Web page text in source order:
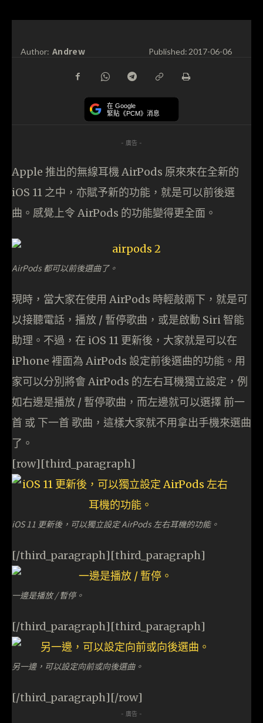
Author: Andrew Published:2017-06-06
在 Google
緊貼《PCM》消息
- 廣告 -
Apple 推出的無線耳機 AirPods 原來來在全新的
iOS 11 之中，亦賦予新的功能，就是可以前後選
曲。感覺上令 AirPods 的功能變得更全面。
AirPods 都可以前後選曲了。
現時，當大家在使用 AirPods 時輕敲兩下，就是可
以接聽電話，播放 / 暫停歌曲，或是啟動 Siri 智能
助理。不過，在 iOS 11 更新後，大家就是可以在
iPhone 裡面為 AirPods 設定前後選曲的功能。用
家可以分別將會 AirPods 的左右耳機獨立設定，例
如右邊是播放 / 暫停歌曲，而左邊就可以選擇 前一
首 或 下一首 歌曲，這樣大家就不用拿出手機來選曲
了。
[row][third_paragraph]
iOS 11 更新後，可以獨立設定 AirPods 左右耳機的功能。
[/third_paragraph][third_paragraph]
一邊是播放 / 暫停。
[/third_paragraph][third_paragraph]
另一邊，可以設定向前或向後選曲。
[/third_paragraph][/row]
- 廣告 -